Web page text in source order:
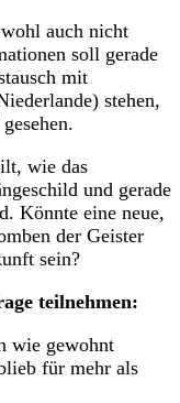
auch nicht
soll gerade
mit
stehen,
wie das
und gerade
Könnte eine neue,
der Geister
sein?
teilnehmen:
wie gewohnt
für mehr als